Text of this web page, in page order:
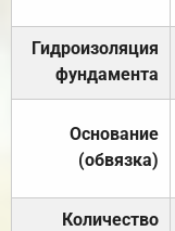
Гидроизоляция
фундамента
Основание
(обвязка)
Количество